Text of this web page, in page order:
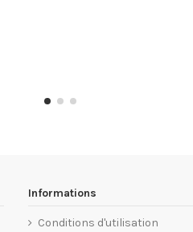
Informations
Conditions d'utilisation